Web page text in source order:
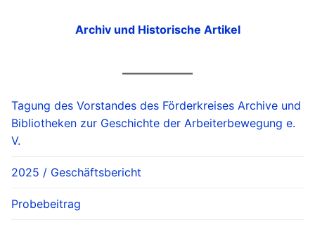
Archiv und Historische Artikel
Tagung des Vorstandes des Förderkreises Archive und
Bibliotheken zur Geschichte der Arbeiterbewegung e.
V.
2025 / Geschäftsbericht
Probebeitrag